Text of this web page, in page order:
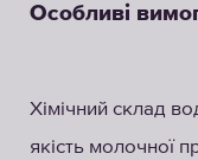
Особливі
Хімічний склад
якість молочної